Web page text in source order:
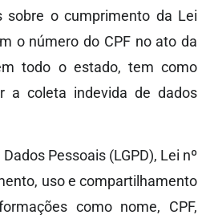
sobre o cumprimento da Lei
o número do CPF no ato da
todo o estado, tem como
a coleta indevida de dados
Pessoais (LGPD), Lei nº
uso e compartilhamento
como nome, CPF,